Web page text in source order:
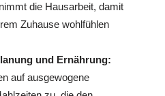
die Hausarbeit, damit
Zuhause wohlfühlen
und Ernährung:
auf ausgewogene